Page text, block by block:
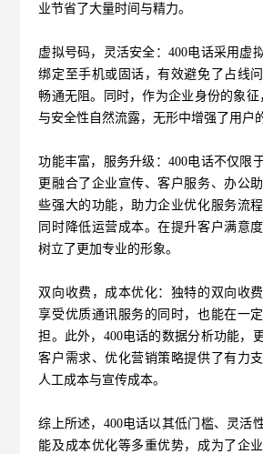
业节省了大量时间与精力。
虚拟号码，灵活安全：400电话采用虚
绑定至手机或固话，有效避免了占线
畅通无阻。同时，作为企业身份的象征
与安全性自然流露，无形中增强了用户
功能丰富，服务升级： 400电话不仅限
更融合了企业宣传、客户服务、办公
些强大的功能，助力企业优化服务流
同时降低运营成本。在提升客户满意
树立了更加专业的形象。
双向收费，成本优化：独特的双向收
享受优质通讯服务的同时，也能在一
担。此外，400电话的数据分析功能，
客户需求、优化营销策略提供了有力
人工成本与宣传成本。
综上所述，400电话以其低门槛、灵活
能及成本优化等多重优势，成为了企